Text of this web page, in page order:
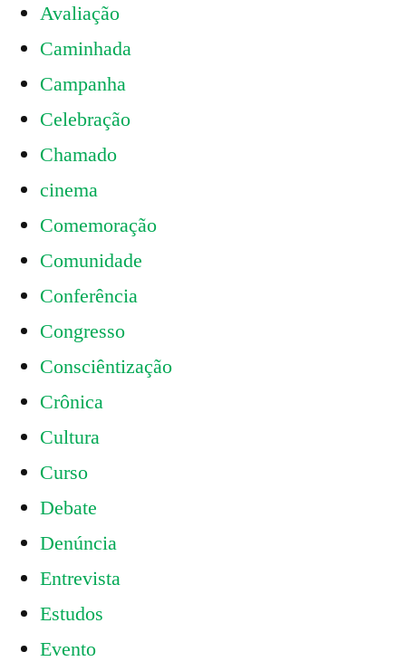
Avaliação
Caminhada
Campanha
Celebração
Chamado
cinema
Comemoração
Comunidade
Conferência
Congresso
Consciêntização
Crônica
Cultura
Curso
Debate
Denúncia
Entrevista
Estudos
Evento